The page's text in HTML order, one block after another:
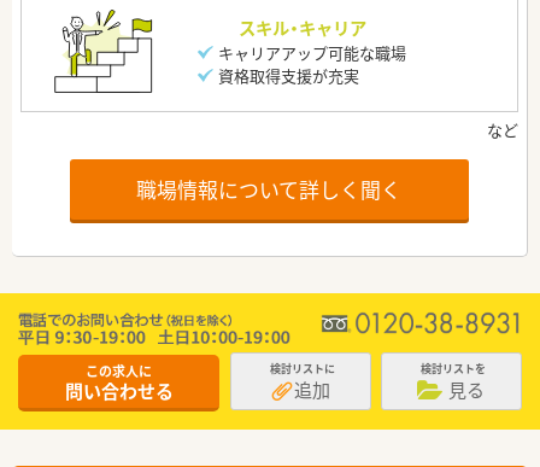
スキル・キャリア
キャリアアップ可能な職場
資格取得支援が充実
職場情報について詳しく聞く
この求人に
問い合わせる
検討リストに
追加
検討リストを
見る